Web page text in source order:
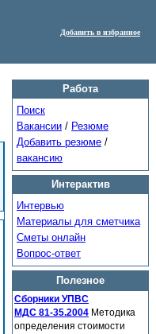
Добавить в избранное
Работа
Поиск
Вакансии / Резюме
Добавить резюме /
вакансию
Интерактив
Интервью
Материалы для сметчика
Сметы онлайн
Вопрос-ответ
Полезное
Сборники УПВС
МДС 81-35.2004 Методика
определения стоимости